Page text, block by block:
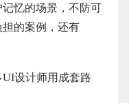
忆的场景，不防可
的案例，还有
设计师用成套路